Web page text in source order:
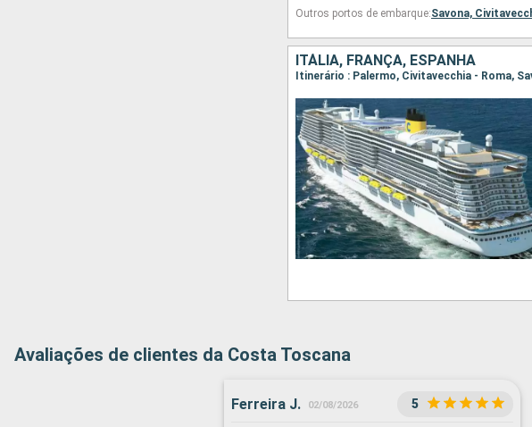
Outros portos de embarque:Savona,
ITÁLIA, FRANÇA, ESPANHA
Itinerário : Palermo, Civitavecchia - Roma,
Avaliações de clientes da Costa Toscana
Ferreira J. 02/08/2026 5